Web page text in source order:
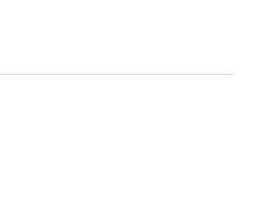
38.00€.